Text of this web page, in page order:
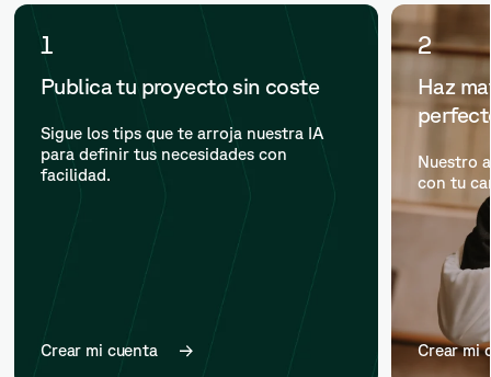
1
Publica tu proyecto sin coste
Sigue los tips que te arroja nuestra IA
para definir tus necesidades con
facilidad.
Crear mi cuenta
2
Haz
Nuestro
con tu
Crear mi